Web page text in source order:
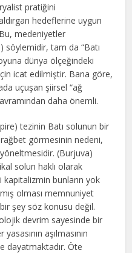
pratiğini
hedeflerine uygun
medeniyetler
söylemidir, tam da “Batı
dünya ölçeğindeki
icat edilmiştir. Bana göre,
uçuşan şiirsel “ağ
daha önemli.
tezinin Batı solunun bir
görmesinin nedeni,
(Burjuva)
solun haklı olarak
bunların yok
olması memnuniyet
şey söz konusu değil.
devrim sayesinde bir
aşılmasının
dayatmaktadır. Öte